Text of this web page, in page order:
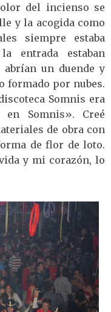
del incienso se
y la acogida como
siempre estaba
entrada estaban
abrían un duende y
formado por nubes.
Somnis era
Somnis». Creé
de obra con
de flor de loto.
y mi corazón, lo